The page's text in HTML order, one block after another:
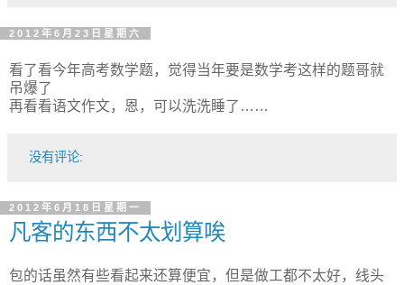
2012年6月23日星期六
看了看今年高考数学题，觉得当年要是数学考这样的题哥就
吊爆了
再看看语文作文，恩，可以洗洗睡了……
没有评论:
2012年6月18日星期一
凡客的东西不太划算唉
包的话虽然有些看起来还算便宜，但是做工都不太好，线头